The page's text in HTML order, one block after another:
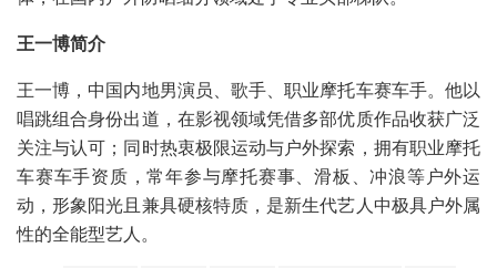
王一博简介
王一博，中国内地男演员、歌手、职业摩托车赛车手。他以
唱跳组合身份出道，在影视领域凭借多部优质作品收获广泛
关注与认可；同时热衷极限运动与户外探索，拥有职业摩托
车赛车手资质，常年参与摩托赛事、滑板、冲浪等户外运
动，形象阳光且兼具硬核特质，是新生代艺人中极具户外属
性的全能型艺人。